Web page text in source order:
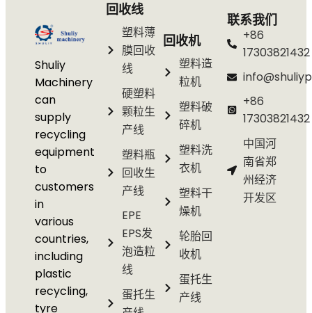
Shuliy
Machinery
can
supply
recycling
equipment
to
customers
in
various
countries,
including
plastic
recycling,
tyre
回收线
塑料薄
膜回收
线
硬塑料
颗粒生
产线
塑料瓶
回收生
产线
EPE
EPS发
泡造粒
线
蛋托生
回收机
塑料造
粒机
塑料破
碎机
塑料洗
衣机
塑料干
燥机
轮胎回
收机
蛋托生
产线
联系我们
+86
17303821432
+86
17303821432
中国河
南省郑
州经济
开发区